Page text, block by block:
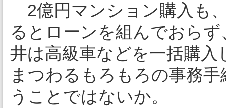
2億円マンション購入も
るとローンを組んでおら
井は高級車などを一括購
まつわるもろもろの事務
うことではないか。